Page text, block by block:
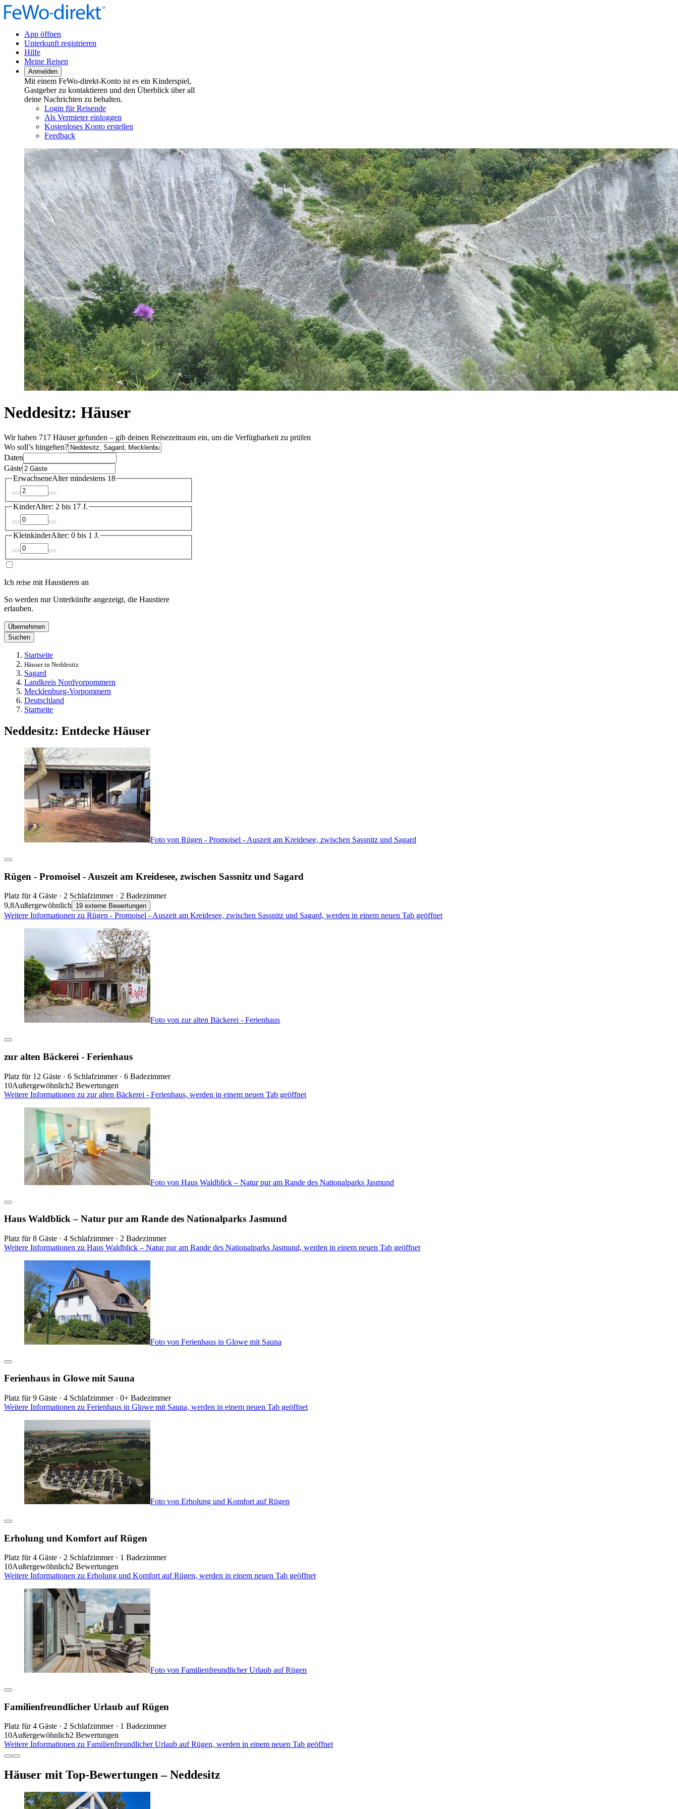
App öffnen
Unterkunft registrieren
Hilfe
Meine Reisen
Anmelden
Mit einem FeWo-direkt-Konto ist es ein Kinderspiel,
Gastgeber zu kontaktieren und den Überblick über all
deine Nachrichten zu behalten.
Login für Reisende
Als Vermieter einloggen
Kostenloses Konto erstellen
Feedback
Neddesitz: Häuser
Wir haben 717 Häuser gefunden – gib deinen Reisezeitraum ein, um die Verfügbarkeit zu prüfen
Wo soll’s hingehen?
Daten
Gäste
ErwachseneAlter mindestens 18
KinderAlter: 2 bis 17 J.
KleinkinderAlter: 0 bis 1 J.
Ich reise mit Haustieren an
So werden nur Unterkünfte angezeigt, die Haustiere
erlauben.
Übernehmen
Suchen
Startseite
Häuser in Neddesitz
Sagard
Landkreis Nordvorpommern
Mecklenburg-Vorpommern
Deutschland
Startseite
Neddesitz: Entdecke Häuser
Foto von Rügen - Promoisel - Auszeit am Kreidesee, zwischen Sassnitz und Sagard
Rügen - Promoisel - Auszeit am Kreidesee, zwischen Sassnitz und Sagard
Platz für 4 Gäste · 2 Schlafzimmer · 2 Badezimmer
9,8Außergewöhnlich 19 externe Bewertungen
Weitere Informationen zu Rügen - Promoisel - Auszeit am Kreidesee, zwischen Sassnitz und Sagard, werden in einem neuen Tab geöffnet
Foto von zur alten Bäckerei - Ferienhaus
zur alten Bäckerei - Ferienhaus
Platz für 12 Gäste · 6 Schlafzimmer · 6 Badezimmer
10Außergewöhnlich2 Bewertungen
Weitere Informationen zu zur alten Bäckerei - Ferienhaus, werden in einem neuen Tab geöffnet
Foto von Haus Waldblick – Natur pur am Rande des Nationalparks Jasmund
Haus Waldblick – Natur pur am Rande des Nationalparks Jasmund
Platz für 8 Gäste · 4 Schlafzimmer · 2 Badezimmer
Weitere Informationen zu Haus Waldblick – Natur pur am Rande des Nationalparks Jasmund, werden in einem neuen Tab geöffnet
Foto von Ferienhaus in Glowe mit Sauna
Ferienhaus in Glowe mit Sauna
Platz für 9 Gäste · 4 Schlafzimmer · 0+ Badezimmer
Weitere Informationen zu Ferienhaus in Glowe mit Sauna, werden in einem neuen Tab geöffnet
Foto von Erholung und Komfort auf Rügen
Erholung und Komfort auf Rügen
Platz für 4 Gäste · 2 Schlafzimmer · 1 Badezimmer
10Außergewöhnlich2 Bewertungen
Weitere Informationen zu Erholung und Komfort auf Rügen, werden in einem neuen Tab geöffnet
Foto von Familienfreundlicher Urlaub auf Rügen
Familienfreundlicher Urlaub auf Rügen
Platz für 4 Gäste · 2 Schlafzimmer · 1 Badezimmer
10Außergewöhnlich2 Bewertungen
Weitere Informationen zu Familienfreundlicher Urlaub auf Rügen, werden in einem neuen Tab geöffnet
Häuser mit Top-Bewertungen – Neddesitz